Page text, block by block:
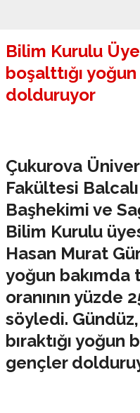
Bilim Kurulu
boşalttığı
dolduruyor
Çukurova
Fakültesi
Başhekimi ve
Bilim Kurulu
Hasan Murat
yoğun
oranının yüzde
söyledi. Gündüz,
bıraktığı yoğun
gençler